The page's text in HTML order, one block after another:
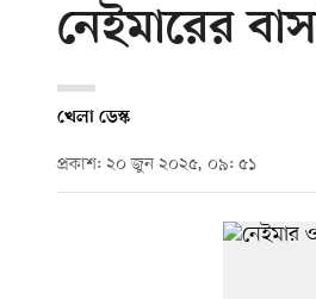
নেইমারের
খেলা ডেস্ক
প্রকাশ: ২০ জুন ২০২৫, ০৯: ৫১